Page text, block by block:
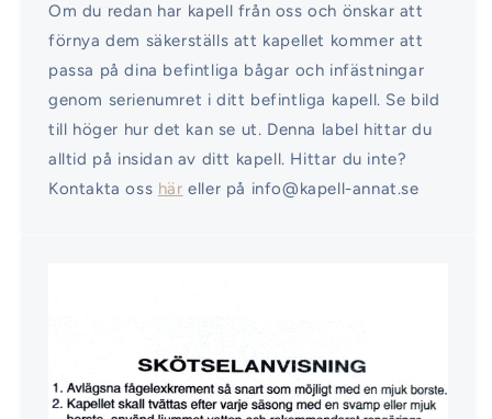
Om du redan har kapell från oss och önskar att
förnya dem säkerställs att kapellet kommer att
passa på dina befintliga bågar och infästningar
genom serienumret i ditt befintliga kapell. Se bild
till höger hur det kan se ut. Denna label hittar du
alltid på insidan av ditt kapell. Hittar du inte?
Kontakta oss här eller på info@kapell-annat.se